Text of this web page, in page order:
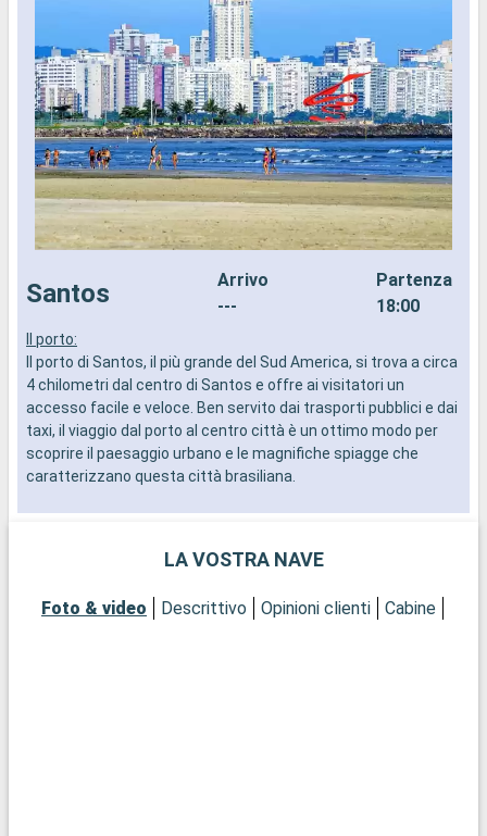
Santos
Arrivo
---
Partenza
18:00
Il porto:
Il porto di Santos, il più grande del Sud America, si trova a circa
4 chilometri dal centro di Santos e offre ai visitatori un
accesso facile e veloce. Ben servito dai trasporti pubblici e dai
taxi, il viaggio dal porto al centro città è un ottimo modo per
scoprire il paesaggio urbano e le magnifiche spiagge che
caratterizzano questa città brasiliana.
sul mare, riconosciuto come il più grande giardino sulla
storico, con i suoi edifici coloniali e la chiesa di Valongo. Il
LA VOSTRA NAVE
Foto & video Descrittivo Opinioni clienti Cabine